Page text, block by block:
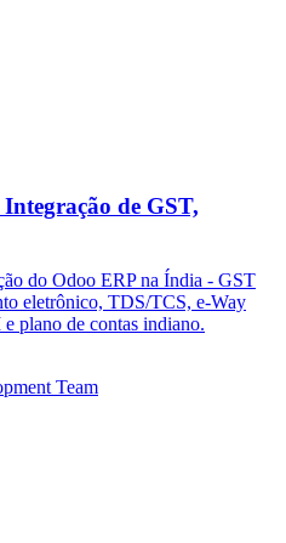
de GST,
do Odoo ERP na Índia - GST
eletrônico, TDS/TCS, e-Way
plano de contas indiano.
Team